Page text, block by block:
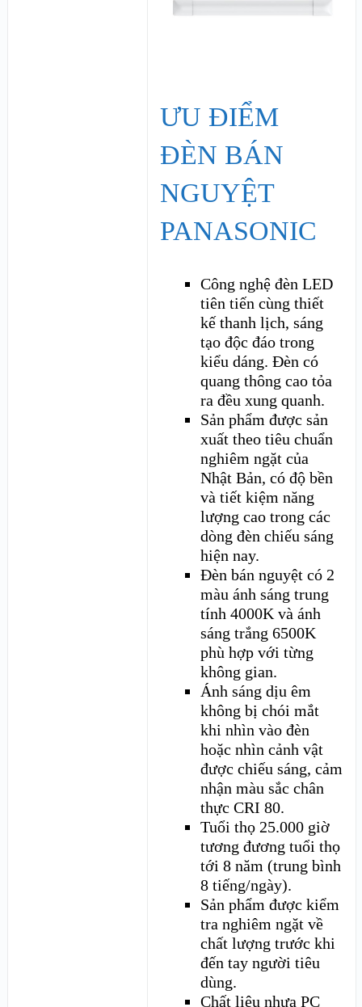
ƯU ĐIỂM
ĐÈN BÁN
NGUYỆT
PANASONIC
Công nghệ đèn LED
tiên tiến cùng thiết
kế thanh lịch, sáng
tạo độc đáo trong
kiểu dáng. Đèn có
quang thông cao tỏa
ra đều xung quanh.
Sản phẩm được sản
xuất theo tiêu chuẩn
nghiêm ngặt của
Nhật Bản, có độ bền
và tiết kiệm năng
lượng cao trong các
dòng đèn chiếu sáng
hiện nay.
Đèn bán nguyệt có 2
màu ánh sáng trung
tính 4000K và ánh
sáng trắng 6500K
phù hợp với từng
không gian.
Ánh sáng dịu êm
không bị chói mắt
khi nhìn vào đèn
hoặc nhìn cảnh vật
được chiếu sáng, cảm
nhận màu sắc chân
thực CRI 80.
Tuổi thọ 25.000 giờ
tương đương tuổi thọ
tới 8 năm (trung bình
8 tiếng/ngày).
Sản phẩm được kiểm
tra nghiêm ngặt về
chất lượng trước khi
đến tay người tiêu
dùng.
Chất liệu nhựa PC